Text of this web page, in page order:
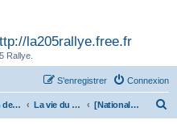
la205rallye.free.fr
Rallye.
Connexion
S’enregistrer
Forum de Discussion La vie du Club / Les sorties [Nationale] Concentr'09 : en Picardie / Normandie Juin 09